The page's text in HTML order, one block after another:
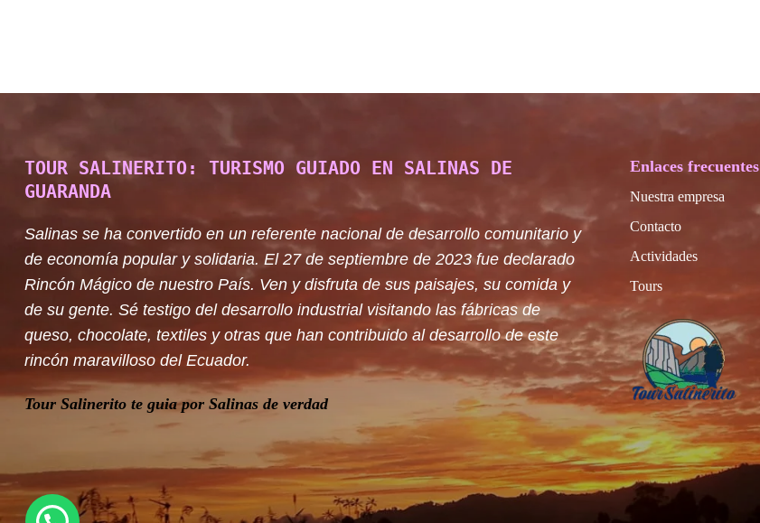
TOUR SALINERITO: TURISMO GUIADO EN SALINAS DE
GUARANDA
Salinas se ha convertido en un referente nacional de desarrollo comunitario y
de economía popular y solidaria. El 27 de septiembre de 2023 fue declarado
Rincón Mágico de nuestro País. Ven y disfruta de sus paisajes, su comida y
de su gente. Sé testigo del desarrollo industrial visitando las fábricas de
queso, chocolate, textiles y otras que han contribuido al desarrollo de este
rincón maravilloso del Ecuador.
Tour Salinerito te guia por Salinas de verdad
Enlaces frecuentes
Nuestra empresa
Contacto
Actividades
Tours